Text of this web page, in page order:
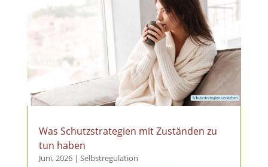
Was Schutzstrategien mit Zuständen zu
tun haben
Juni, 2026| Selbstregulation